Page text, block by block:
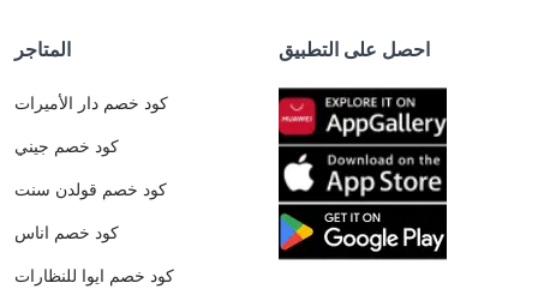
المتاجر
كود خصم دار الأميرات
كود خصم جيني
كود خصم قولدن سنت
كود خصم اناس
كود خصم ايوا للنظارات
احصل على التطبيق